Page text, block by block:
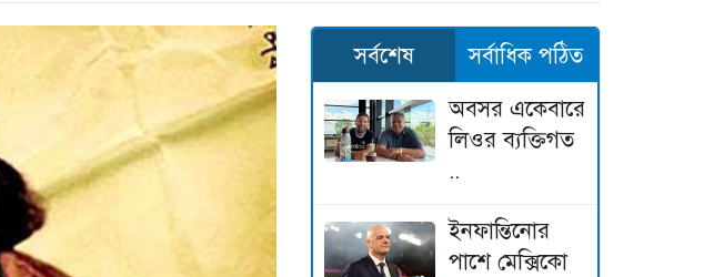
সর্বশেষ
সর্বাধিক পঠিত
অবসর একেবারে
লিওর ব্যক্তিগত
..
ইনফান্তিনোর
পাশে মেক্সিকো